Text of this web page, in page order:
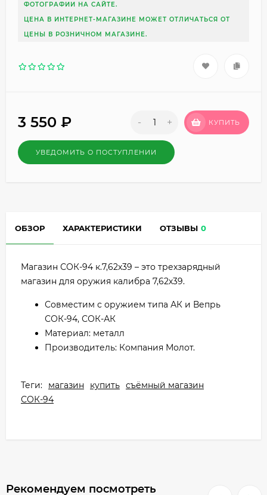
ФОТОГРАФИИ НА САЙТЕ.
ЦЕНА В ИНТЕРНЕТ-МАГАЗИНЕ МОЖЕТ ОТЛИЧАТЬСЯ ОТ
ЦЕНЫ В РОЗНИЧНОМ МАГАЗИНЕ.
3 550 ₽ - + КУПИТЬ
УВЕДОМИТЬ О ПОСТУПЛЕНИИ
ОБЗОР ХАРАКТЕРИСТИКИ ОТЗЫВЫ 0
Магазин СОК-94 к.7,62х39 – это трехзарядный
магазин для оружия калибра 7,62х39.
Совместим с оружием типа АК и Вепрь
СОК-94, СОК-АК
Материал: металл
Производитель: Компания Молот.
Теги: магазин купить съёмный магазин
СОК-94
Рекомендуем посмотреть